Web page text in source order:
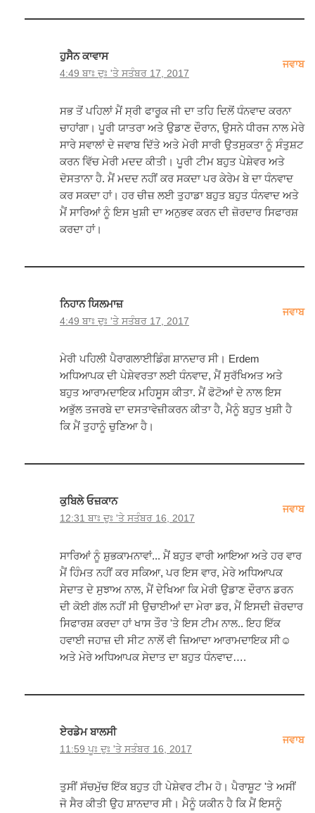
ਹੁਸੈਨ ਕਾਵਾਸ
4:49 ਬਾਃ ਦੁਃ 'ਤੇ ਸਤੰਬਰ 17, 2017
ਜਵਾਬ
ਸਭ ਤੋਂ ਪਹਿਲਾਂ ਮੈਂ ਸ੍ਰੀ ਫਾਰੂਕ ਜੀ ਦਾ ਤਹਿ ਦਿਲੋਂ ਧੰਨਵਾਦ ਕਰਨਾ
ਚਾਹਾਂਗਾ। ਪੂਰੀ ਯਾਤਰਾ ਅਤੇ ਉਡਾਣ ਦੌਰਾਨ, ਉਸਨੇ ਧੀਰਜ ਨਾਲ ਮੇਰੇ
ਸਾਰੇ ਸਵਾਲਾਂ ਦੇ ਜਵਾਬ ਦਿੱਤੇ ਅਤੇ ਮੇਰੀ ਸਾਰੀ ਉਤਸੁਕਤਾ ਨੂੰ ਸੰਤੁਸ਼ਟ
ਕਰਨ ਵਿੱਚ ਮੇਰੀ ਮਦਦ ਕੀਤੀ। ਪੂਰੀ ਟੀਮ ਬਹੁਤ ਪੇਸ਼ੇਵਰ ਅਤੇ
ਦੋਸਤਾਨਾ ਹੈ. ਮੈਂ ਮਦਦ ਨਹੀਂ ਕਰ ਸਕਦਾ ਪਰ ਕੇਰੇਮ ਬੇ ਦਾ ਧੰਨਵਾਦ
ਕਰ ਸਕਦਾ ਹਾਂ। ਹਰ ਚੀਜ਼ ਲਈ ਤੁਹਾਡਾ ਬਹੁਤ ਬਹੁਤ ਧੰਨਵਾਦ ਅਤੇ
ਮੈਂ ਸਾਰਿਆਂ ਨੂੰ ਇਸ ਖੁਸ਼ੀ ਦਾ ਅਨੁਭਵ ਕਰਨ ਦੀ ਜ਼ੋਰਦਾਰ ਸਿਫਾਰਸ਼
ਕਰਦਾ ਹਾਂ।
ਨਿਹਾਨ ਯਿਲਮਾਜ਼
4:49 ਬਾਃ ਦੁਃ 'ਤੇ ਸਤੰਬਰ 17, 2017
ਜਵਾਬ
ਮੇਰੀ ਪਹਿਲੀ ਪੈਰਾਗਲਾਈਡਿੰਗ ਸ਼ਾਨਦਾਰ ਸੀ। Erdem
ਅਧਿਆਪਕ ਦੀ ਪੇਸ਼ੇਵਰਤਾ ਲਈ ਧੰਨਵਾਦ, ਮੈਂ ਸੁਰੱਖਿਅਤ ਅਤੇ
ਬਹੁਤ ਆਰਾਮਦਾਇਕ ਮਹਿਸੂਸ ਕੀਤਾ. ਮੈਂ ਫੋਟੋਆਂ ਦੇ ਨਾਲ ਇਸ
ਅਭੁੱਲ ਤਜਰਬੇ ਦਾ ਦਸਤਾਵੇਜ਼ੀਕਰਨ ਕੀਤਾ ਹੈ, ਮੈਨੂੰ ਬਹੁਤ ਖੁਸ਼ੀ ਹੈ
ਕਿ ਮੈਂ ਤੁਹਾਨੂੰ ਚੁਣਿਆ ਹੈ।
ਕੁਬਿਲੇ ਓਜ਼ਕਾਨ
12:31 ਬਾਃ ਦੁਃ 'ਤੇ ਸਤੰਬਰ 16, 2017
ਜਵਾਬ
ਸਾਰਿਆਂ ਨੂੰ ਸ਼ੁਭਕਾਮਨਾਵਾਂ... ਮੈਂ ਬਹੁਤ ਵਾਰੀ ਆਇਆ ਅਤੇ ਹਰ ਵਾਰ
ਮੈਂ ਹਿੰਮਤ ਨਹੀਂ ਕਰ ਸਕਿਆ, ਪਰ ਇਸ ਵਾਰ, ਮੇਰੇ ਅਧਿਆਪਕ
ਸੇਦਾਤ ਦੇ ਸੁਝਾਅ ਨਾਲ, ਮੈਂ ਦੇਖਿਆ ਕਿ ਮੇਰੀ ਉਡਾਣ ਦੌਰਾਨ ਡਰਨ
ਦੀ ਕੋਈ ਗੱਲ ਨਹੀਂ ਸੀ ਉਚਾਈਆਂ ਦਾ ਮੇਰਾ ਡਰ, ਮੈਂ ਇਸਦੀ ਜ਼ੋਰਦਾਰ
ਸਿਫਾਰਸ਼ ਕਰਦਾ ਹਾਂ ਖਾਸ ਤੌਰ 'ਤੇ ਇਸ ਟੀਮ ਨਾਲ.. ਇਹ ਇੱਕ
ਹਵਾਈ ਜਹਾਜ਼ ਦੀ ਸੀਟ ਨਾਲੋਂ ਵੀ ਜ਼ਿਆਦਾ ਆਰਾਮਦਾਇਕ ਸੀ☺
ਅਤੇ ਮੇਰੇ ਅਧਿਆਪਕ ਸੇਦਾਤ ਦਾ ਬਹੁਤ ਧੰਨਵਾਦ….
ਏਰਡੇਮ ਬਾਲਸੀ
11:59 ਪੂਃ ਦੁਃ 'ਤੇ ਸਤੰਬਰ 16, 2017
ਜਵਾਬ
ਤੁਸੀਂ ਸੱਚਮੁੱਚ ਇੱਕ ਬਹੁਤ ਹੀ ਪੇਸ਼ੇਵਰ ਟੀਮ ਹੋ। ਪੈਰਾਸ਼ੂਟ 'ਤੇ ਅਸੀਂ
ਜੋ ਸੈਰ ਕੀਤੀ ਉਹ ਸ਼ਾਨਦਾਰ ਸੀ। ਮੈਨੂੰ ਯਕੀਨ ਹੈ ਕਿ ਮੈਂ ਇਸਨੂੰ